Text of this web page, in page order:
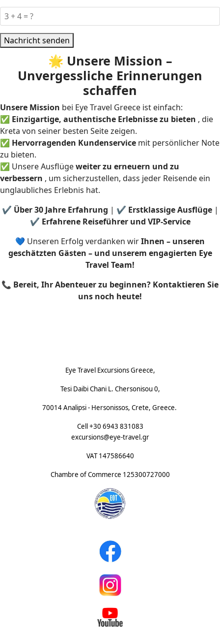
Nachricht senden
🌟 Unsere Mission –
Unvergessliche Erinnerungen
schaffen
Unsere Mission bei Eye Travel Greece ist einfach:
✅ Einzigartige, authentische Erlebnisse zu bieten , die
Kreta von seiner besten Seite zeigen.
✅ Hervorragenden Kundenservice mit persönlicher Note
zu bieten.
✅ Unsere Ausflügeweiter zu erneuern und zu
verbessern , um sicherzustellen, dass jeder Reisende ein
unglaubliches Erlebnis hat.
✔ Über 30 Jahre Erfahrung | ✔ Erstklassige Ausflüge|
✔ Erfahrene Reiseführer und VIP-Service
💙 Unseren Erfolg verdanken wirIhnen – unseren
geschätzten Gästen – und unserem engagierten Eye
Travel Team!
📞 Bereit, Ihr Abenteuer zu beginnen? Kontaktieren Sie
uns noch heute!
Eye Travel Excursions Greece,
Tesi Daibi Chani L. Chersonisou 0,
70014 Analipsi - Hersonissos, Crete, Greece.
Cell +30 6943 831083
excursions@eye-travel.gr
VAT 147586640
Chambre of Commerce 125300727000